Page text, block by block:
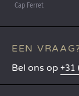
Cap Ferret
EEN VRAAG?
Bel ons op +31